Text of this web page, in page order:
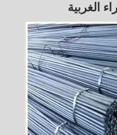
الغربية